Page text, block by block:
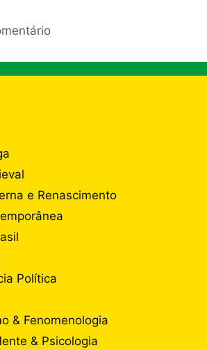
e Renascimento
Política
& Fenomenologia
& Psicologia